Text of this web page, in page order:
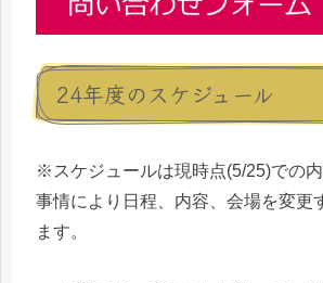
24年度のスケジュール
※スケジュールは現時点(5/25)での内
事情により日程、内容、会場を変更
ます。